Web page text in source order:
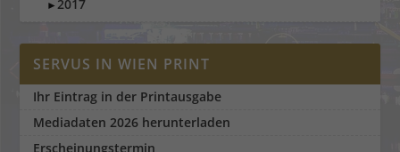
►2017
SERVUS IN WIEN PRINT
Ihr Eintrag in der Printausgabe
Mediadaten 2026 herunterladen
Erscheinungstermin